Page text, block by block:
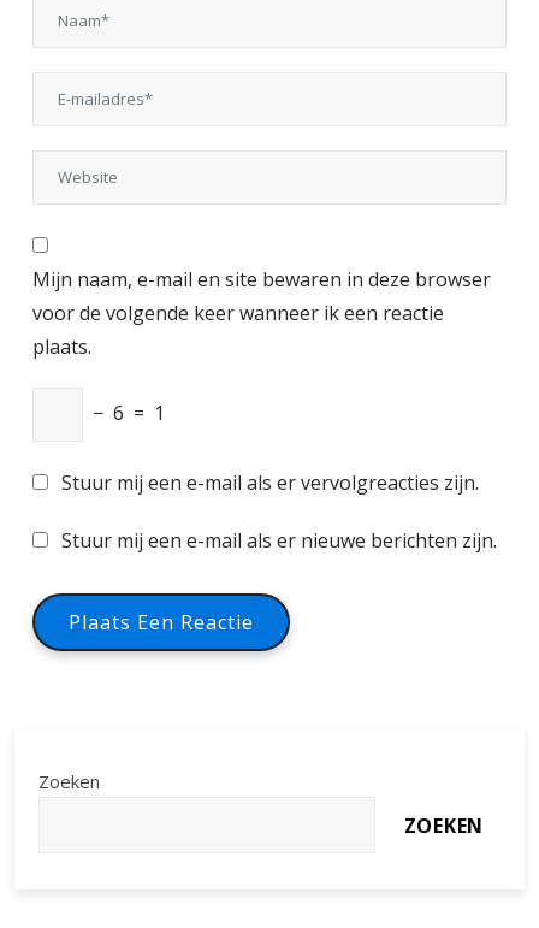
Mijn naam, e-mail en site bewaren in deze browser
voor de volgende keer wanneer ik een reactie
plaats.
− 6 = 1
Stuur mij een e-mail als er vervolgreacties zijn.
Stuur mij een e-mail als er nieuwe berichten zijn.
Zoeken
ZOEKEN